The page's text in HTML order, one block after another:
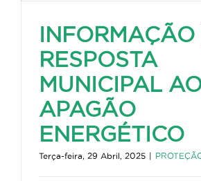
INFORMAÇÃO |
RESPOSTA
MUNICIPAL
APAGÃO
ENERGÉTICO
Terça-feira, 29 Abril, 2025 |